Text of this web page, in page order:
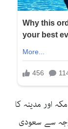
اور مدینہ کا
سے سعودی